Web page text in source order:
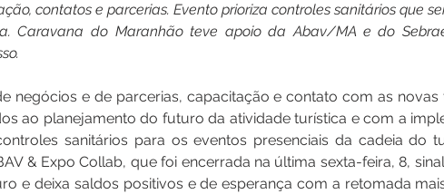
contatos e parcerias. Evento prioriza controles sanitários que
Caravana do Maranhão teve apoio da Abav/MA e do
negócios e de parcerias, capacitação e contato com as novas
ao planejamento do futuro da atividade turística e com a
sanitários para os eventos presenciais da cadeia do
& Expo Collab, que foi encerrada na última sexta-feira, 8,
e deixa saldos positivos e de esperança com a retomada